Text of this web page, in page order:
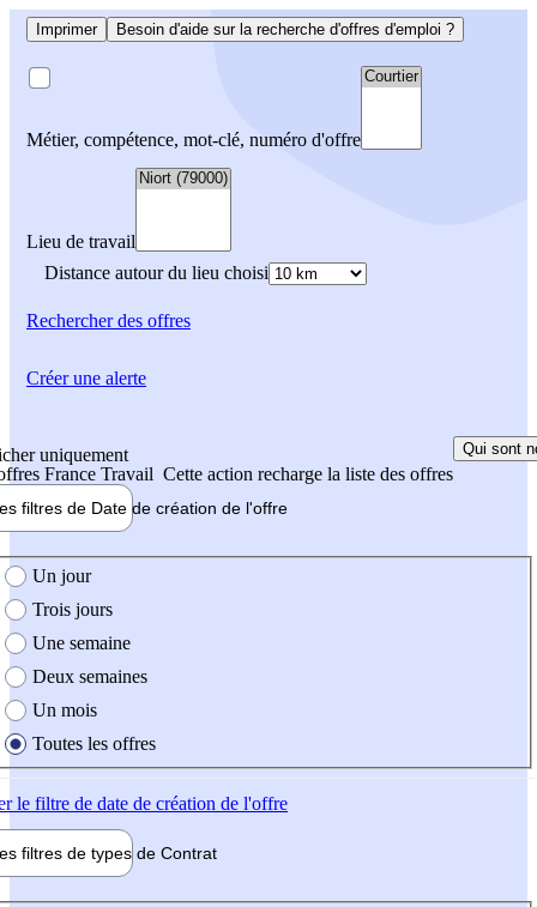
Imprimer Besoin d'aide sur la recherche d'offres d'emploi ?
Métier, compétence, mot-clé, numéro d'offre
Lieu de travail
Distance autour du lieu choisi
Rechercherdes offres
uniquement
France Travail Cette action recharge la liste des offres
Qui sont
filtres de Date de création de l'offre
création de l'offre
Un jour
Trois jours
Une semaine
Deux semaines
Un mois
Toutes les offres
le filtre de date de création de l'offre
filtres de types de Contrat
Créer une alerte